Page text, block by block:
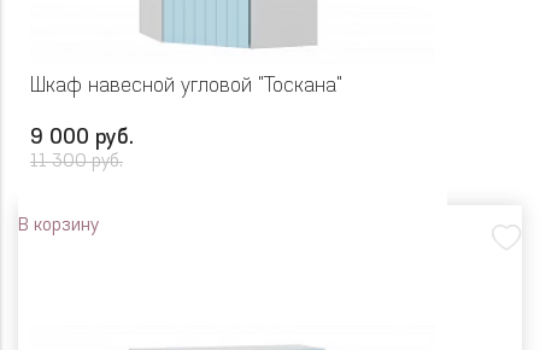
Шкаф навесной угловой "Тоскана"
9 000 руб.
11 300 руб.
В корзину